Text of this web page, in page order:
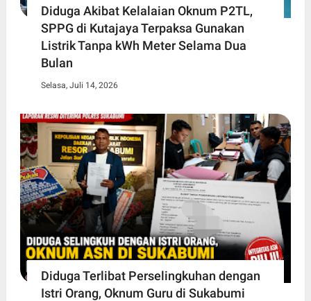
Diduga Akibat Kelalaian Oknum P2TL,
SPPG di Kutajaya Terpaksa Gunakan
Listrik Tanpa kWh Meter Selama Dua
Bulan
Selasa, Juli 14, 2026
Diduga Terlibat Perselingkuhan dengan
Istri Orang, Oknum Guru di Sukabumi